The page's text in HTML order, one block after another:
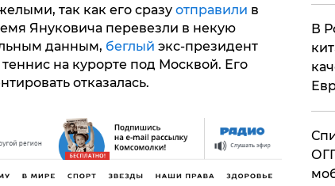
так как его сразу отправили в
Януковича перевезли в некую
данным, беглый экс-президент
на курорте под Москвой. Его
отказалась.
В